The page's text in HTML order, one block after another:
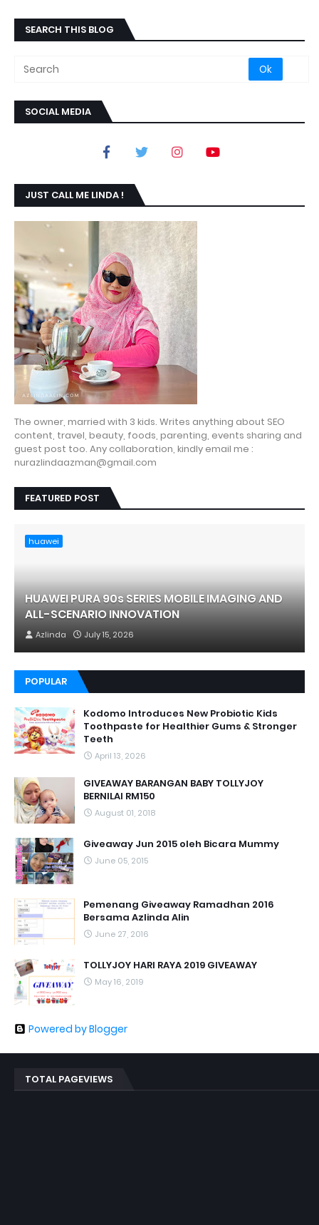
SEARCH THIS BLOG
SOCIAL MEDIA
JUST CALL ME LINDA !
The owner, married with 3 kids. Writes anything about SEO
content, travel, beauty, foods, parenting, events sharing and
guest post too. Any collaboration, kindly email me :
nurazlindaazman@gmail.com
FEATURED POST
huawei
HUAWEI PURA 90s SERIES MOBILE IMAGING AND
ALL-SCENARIO INNOVATION
Azlinda July 15, 2026
POPULAR
Kodomo Introduces New Probiotic Kids
Toothpaste for Healthier Gums & Stronger
Teeth
April 13, 2026
GIVEAWAY BARANGAN BABY TOLLYJOY
BERNILAI RM150
August 01, 2018
Giveaway Jun 2015 oleh Bicara Mummy
June 05, 2015
Pemenang Giveaway Ramadhan 2016
Bersama Azlinda Alin
June 27, 2016
TOLLYJOY HARI RAYA 2019 GIVEAWAY
May 16, 2019
Powered by Blogger
TOTAL PAGEVIEWS